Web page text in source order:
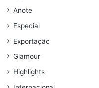
Anote
Especial
Exportação
Glamour
Highlights